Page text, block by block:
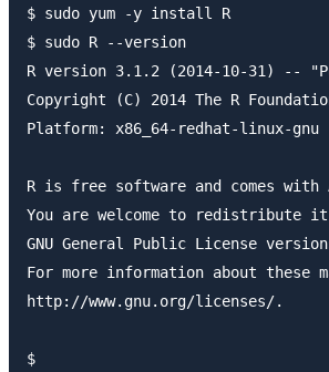
$ sudo yum -y install R
$ sudo R --version
R version 3.1.2 (2014-10-31) --
Copyright (C) 2014 The R
Platform: x86_64-redhat-linux-
R is free software and comes with
You are welcome to redistribute
GNU General Public License
For more information about these
http://www.gnu.org/licenses/.